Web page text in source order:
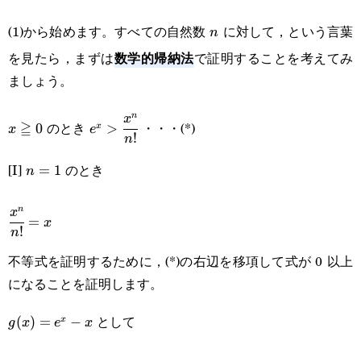
(1)から始めます。すべての自然数n
n に対して，という言葉
を見たら，まずは数学的帰納法で証明することを考えてみ
ましょう。
x\geqq0
x ≧ 0のとき
e^x>\cfrac{x^n}
ex >
n!
xn
・・・(*)
[I] n=1
n = 1 のとき
\cfrac{x^n}
{n!}=x
n!
xn
= x
不等式を証明するために，(*)の右辺を移項して式が 0 以上
になることを証明します。
g(x)=e^x-
g(x) = ex − x として